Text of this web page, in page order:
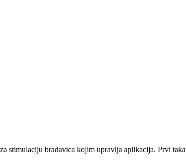
stimulaciju bradavica kojim upravlja aplikacija. Prvi